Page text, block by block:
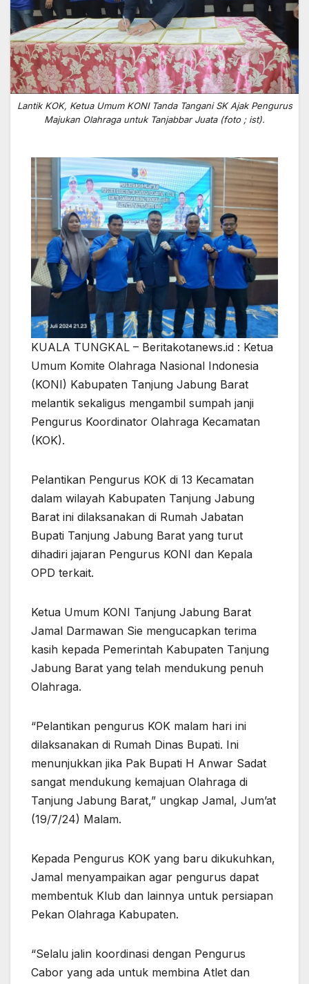
Lantik KOK, Ketua Umum KONI Tanda Tangani SK Ajak Pengurus
Majukan Olahraga untuk Tanjabbar Juata (foto ; ist).
KUALA TUNGKAL – Beritakotanews.id : Ketua
Umum Komite Olahraga Nasional Indonesia
(KONI) Kabupaten Tanjung Jabung Barat
melantik sekaligus mengambil sumpah janji
Pengurus Koordinator Olahraga Kecamatan
(KOK).
Pelantikan Pengurus KOK di 13 Kecamatan
dalam wilayah Kabupaten Tanjung Jabung
Barat ini dilaksanakan di Rumah Jabatan
Bupati Tanjung Jabung Barat yang turut
dihadiri jajaran Pengurus KONI dan Kepala
OPD terkait.
Ketua Umum KONI Tanjung Jabung Barat
Jamal Darmawan Sie mengucapkan terima
kasih kepada Pemerintah Kabupaten Tanjung
Jabung Barat yang telah mendukung penuh
Olahraga.
“Pelantikan pengurus KOK malam hari ini
dilaksanakan di Rumah Dinas Bupati. Ini
menunjukkan jika Pak Bupati H Anwar Sadat
sangat mendukung kemajuan Olahraga di
Tanjung Jabung Barat,” ungkap Jamal, Jum’at
(19/7/24) Malam.
Kepada Pengurus KOK yang baru dikukuhkan,
Jamal menyampaikan agar pengurus dapat
membentuk Klub dan lainnya untuk persiapan
Pekan Olahraga Kabupaten.
“Selalu jalin koordinasi dengan Pengurus
Cabor yang ada untuk membina Atlet dan